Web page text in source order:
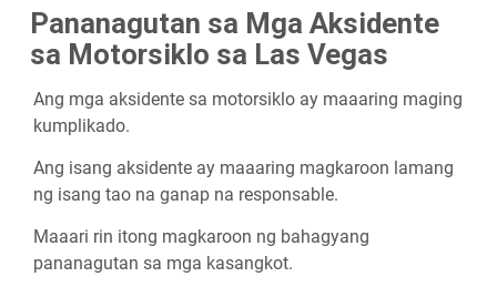
Pananagutan sa Mga Aksidente
sa Motorsiklo sa Las Vegas
Ang mga aksidente sa motorsiklo ay maaaring maging
kumplikado.
Ang isang aksidente ay maaaring magkaroon lamang
ng isang tao na ganap na responsable.
Maaari rin itong magkaroon ng bahagyang
pananagutan sa mga kasangkot.